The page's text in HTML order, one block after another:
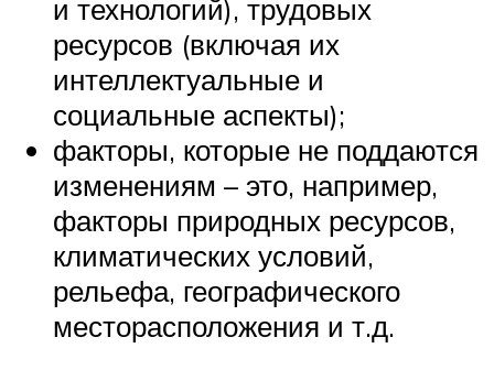
и технологий), трудовых
ресурсов (включая их
интеллектуальные и
социальные аспекты);
факторы, которые не поддаются
изменениям – это, например,
факторы природных ресурсов,
климатических условий,
рельефа, географического
месторасположения и т.д.